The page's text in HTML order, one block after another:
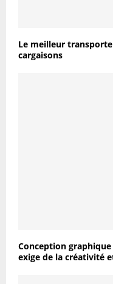
Le meilleur
cargaisons
Conception
exige de la créativité